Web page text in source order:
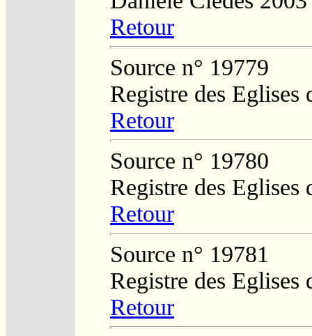
Retour
Source n° 19779
Registre des Eglises
Retour
Source n° 19780
Registre des Eglises
Retour
Source n° 19781
Registre des Eglises
Retour